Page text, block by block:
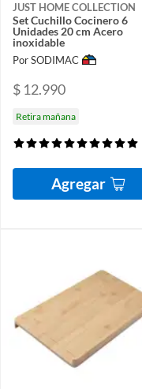
JUST HOME COLLECTION
Set Cuchillo Cocinero 6
Unidades 20 cm Acero
inoxidable
Por SODIMAC
$ 12.990
Retira mañana
Agregar